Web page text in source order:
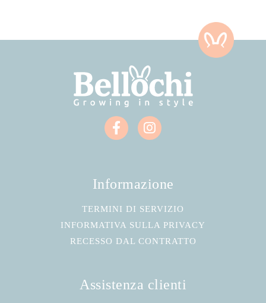
Informazione
TERMINI DI SERVIZIO
INFORMATIVA SULLA PRIVACY
RECESSO DAL CONTRATTO
Assistenza clienti